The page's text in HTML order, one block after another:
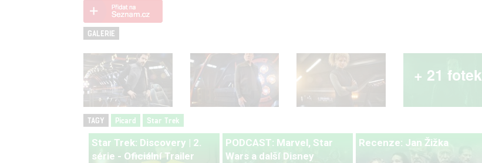
GALERIE
+ 21 fotek
TAGY Picard Star Trek
Star Trek: Discovery | 2.
série - Oficiální Trailer
PODCAST: Marvel, Star
Wars a další Disney
Recenze: Jan Žižka